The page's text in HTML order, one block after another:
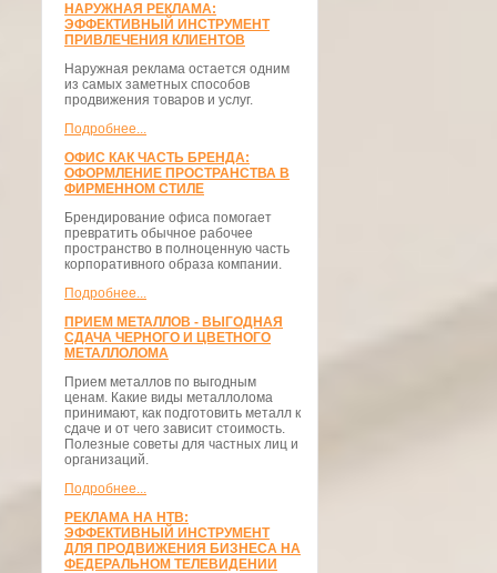
НАРУЖНАЯ РЕКЛАМА:
ЭФФЕКТИВНЫЙ ИНСТРУМЕНТ
ПРИВЛЕЧЕНИЯ КЛИЕНТОВ
Наружная реклама остается одним
из самых заметных способов
продвижения товаров и услуг.
Подробнее...
ОФИС КАК ЧАСТЬ БРЕНДА:
ОФОРМЛЕНИЕ ПРОСТРАНСТВА В
ФИРМЕННОМ СТИЛЕ
Брендирование офиса помогает
превратить обычное рабочее
пространство в полноценную часть
корпоративного образа компании.
Подробнее...
ПРИЕМ МЕТАЛЛОВ - ВЫГОДНАЯ
СДАЧА ЧЕРНОГО И ЦВЕТНОГО
МЕТАЛЛОЛОМА
Прием металлов по выгодным
ценам. Какие виды металлолома
принимают, как подготовить металл к
сдаче и от чего зависит стоимость.
Полезные советы для частных лиц и
организаций.
Подробнее...
РЕКЛАМА НА НТВ:
ЭФФЕКТИВНЫЙ ИНСТРУМЕНТ
ДЛЯ ПРОДВИЖЕНИЯ БИЗНЕСА НА
ФЕДЕРАЛЬНОМ ТЕЛЕВИДЕНИИ